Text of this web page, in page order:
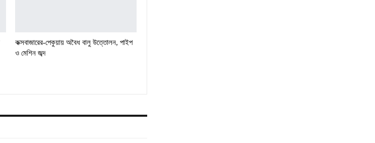
কক্সবাজারের-পেকুয়ায় অবৈধ বালু উত্তোলন, পাইপ
ও মেশিন জব্দ